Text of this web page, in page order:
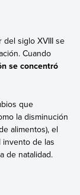
del siglo XVIII se
Cuando
se concentró
que
la disminución
alimentos), el
invento de las
de natalidad.